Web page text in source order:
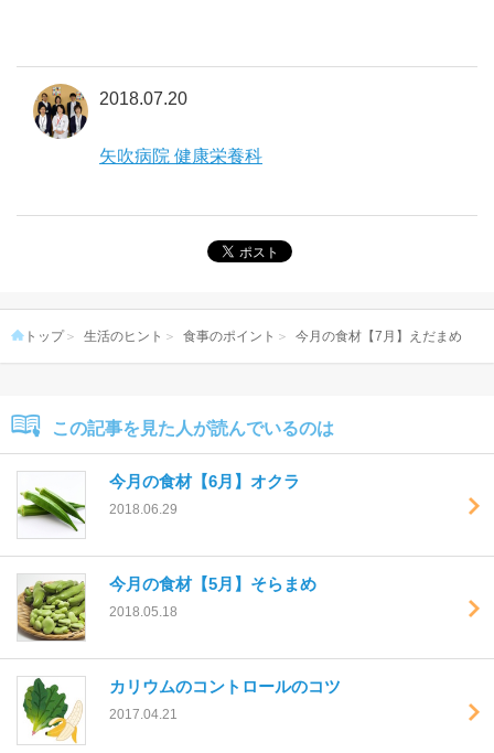
2018.07.20
矢吹病院 健康栄養科
トップ 生活のヒント 食事のポイント 今月の食材【7月】えだまめ
この記事を見た人が読んでいるのは
今月の食材【6月】オクラ
2018.06.29
今月の食材【5月】そらまめ
2018.05.18
カリウムのコントロールのコツ
2017.04.21